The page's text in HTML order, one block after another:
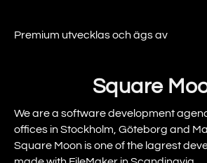
Premium utvecklas och ägs av
Square
We are a software development
offices in Stockholm, Göteborg and
Square Moon is one of the lagrest